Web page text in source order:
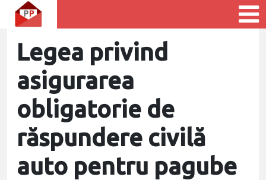
Legea privind
asigurarea
obligatorie de
răspundere civilă
auto pentru pagube